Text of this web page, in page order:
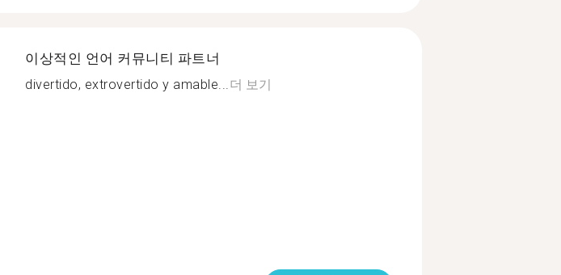
이상적인 언어 커뮤니티 파트너
divertido, extrovertido y amable...더 보기